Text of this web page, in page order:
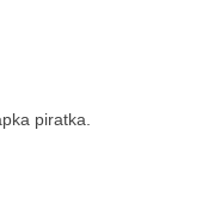
piratka.